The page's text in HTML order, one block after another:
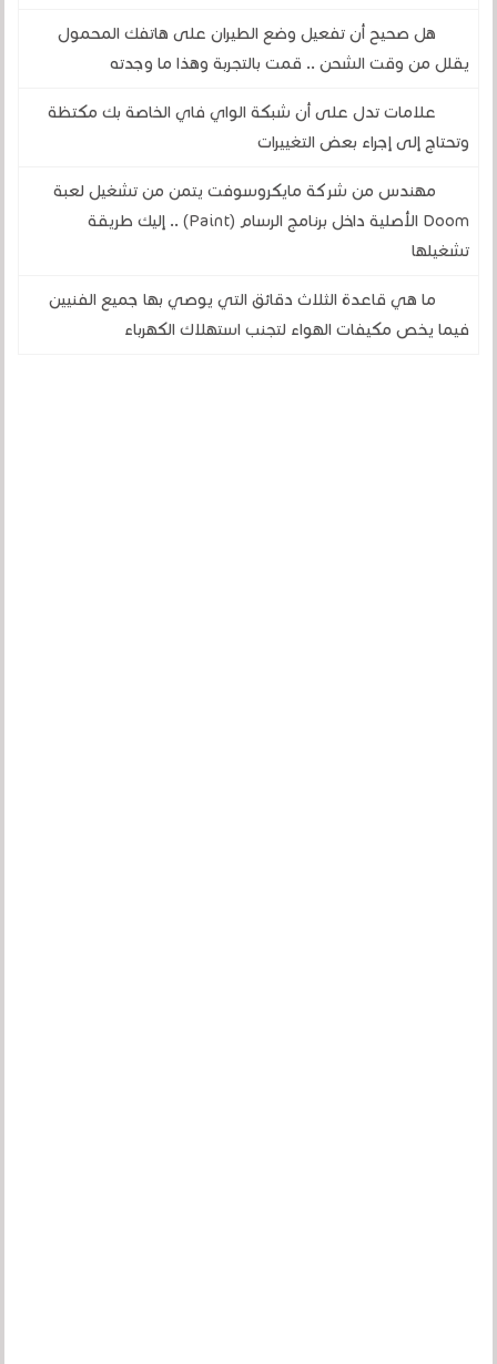
هل صحيح أن تفعيل وضع الطيران على هاتفك المحمول
يقلل من وقت الشحن .. قمت بالتجربة وهذا ما وجدته
علامات تدل على أن شبكة الواي فاي الخاصة بك مكتظة
وتحتاج إلى إجراء بعض التغييرات
مهندس من شركة مايكروسوفت يتمن من تشغيل لعبة
Doom الأصلية داخل برنامج الرسام (Paint) .. إليك طريقة
تشغيلها
ما هي قاعدة الثلاث دقائق التي يوصي بها جميع الفنيين
فيما يخص مكيفات الهواء لتجنب استهلاك الكهرباء